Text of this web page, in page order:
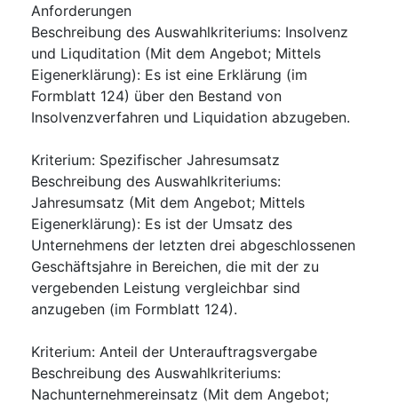
Anforderungen
Beschreibung des Auswahlkriteriums: Insolvenz
und Liquditation (Mit dem Angebot; Mittels
Eigenerklärung): Es ist eine Erklärung (im
Formblatt 124) über den Bestand von
Insolvenzverfahren und Liquidation abzugeben.
Kriterium: Spezifischer Jahresumsatz
Beschreibung des Auswahlkriteriums:
Jahresumsatz (Mit dem Angebot; Mittels
Eigenerklärung): Es ist der Umsatz des
Unternehmens der letzten drei abgeschlossenen
Geschäftsjahre in Bereichen, die mit der zu
vergebenden Leistung vergleichbar sind
anzugeben (im Formblatt 124).
Kriterium: Anteil der Unterauftragsvergabe
Beschreibung des Auswahlkriteriums:
Nachunternehmereinsatz (Mit dem Angebot;